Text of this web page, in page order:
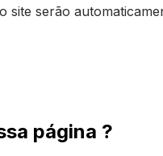
serão
página ?